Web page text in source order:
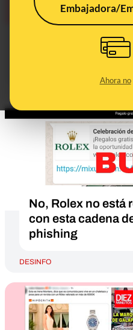
Embajadora/
Ahora no
No, Casio no ha
en Twitter
nos han dejado
No, Rolex no está
con esta cadena
phishing
DESINFO